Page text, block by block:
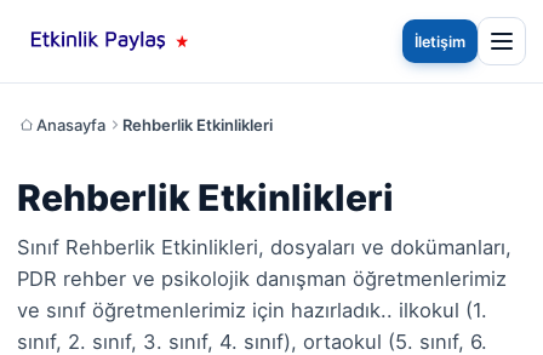
İletişim
Anasayfa Rehberlik Etkinlikleri
Rehberlik Etkinlikleri
Sınıf Rehberlik Etkinlikleri, dosyaları ve dokümanları,
PDR rehber ve psikolojik danışman öğretmenlerimiz
ve sınıf öğretmenlerimiz için hazırladık.. ilkokul (1.
sınıf, 2. sınıf, 3. sınıf, 4. sınıf), ortaokul (5. sınıf, 6.